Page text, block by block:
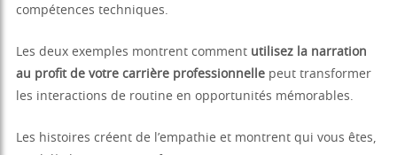
compétences techniques.
Les deux exemples montrent comment utilisez la narration
au profit de votre carrière professionnelle peut transformer
les interactions de routine en opportunités mémorables.
Les histoires créent de l’empathie et montrent qui vous êtes,